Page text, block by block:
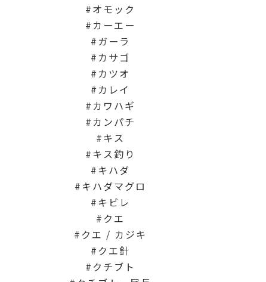
オモック
カーエー
ガーラ
カサゴ
カツオ
カレイ
カワハギ
カンパチ
キス
キス釣り
キハダ
キハダマグロ
キビレ
クエ
クエ / カジキ
クエ針
クチブト